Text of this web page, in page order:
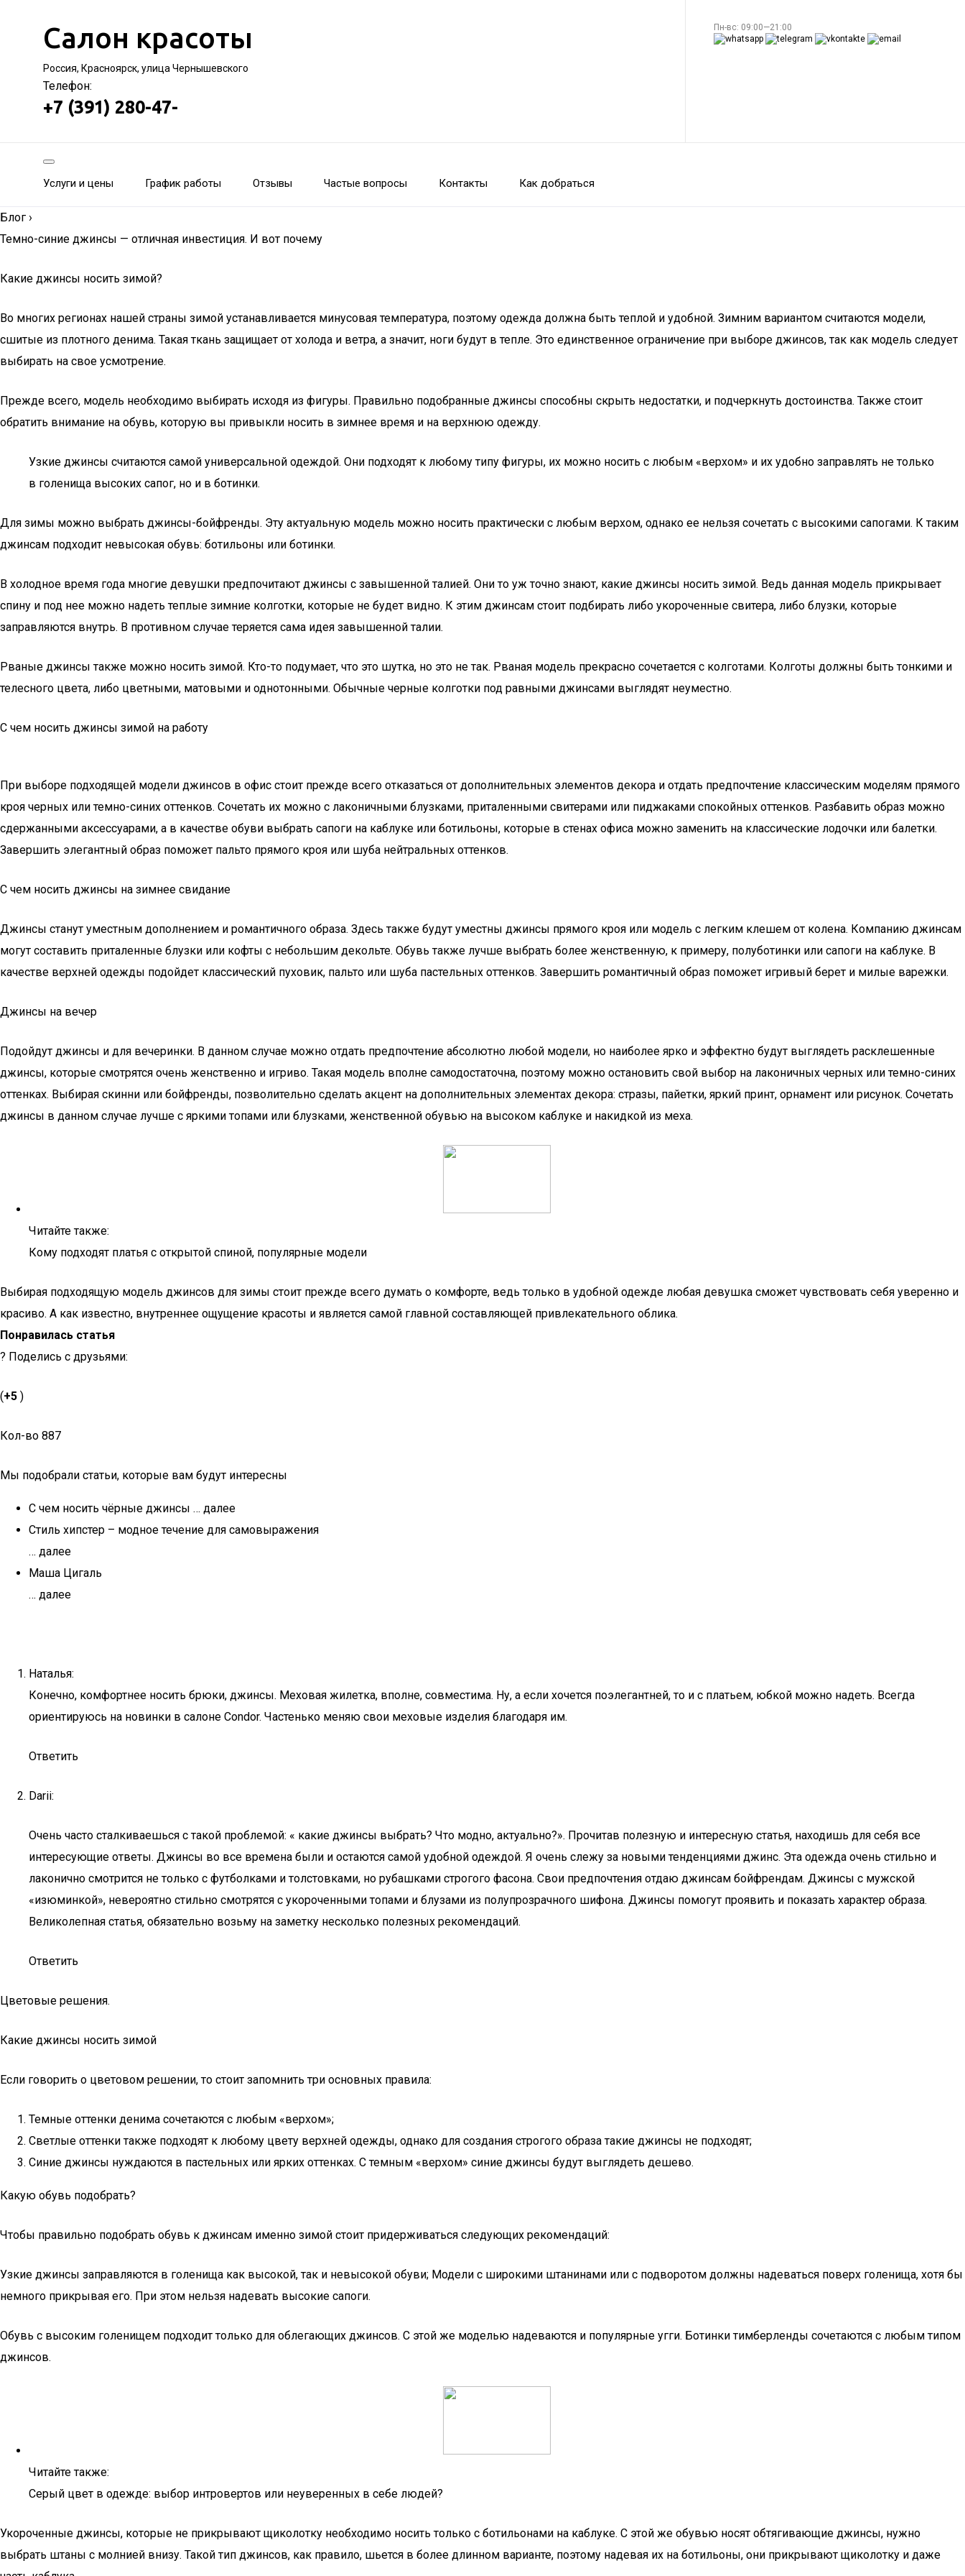
Салон красоты
Россия, Красноярск, улица Чернышевского
Телефон:
+7 (391) 280-47-
Пн-вс: 09:00—21:00
Услуги и цены График работы Отзывы Частые вопросы Контакты Как добраться
Блог ›
Темно-синие джинсы — отличная инвестиция. И вот почему
Какие джинсы носить зимой?
Во многих регионах нашей страны зимой устанавливается минусовая температура, поэтому одежда должна быть теплой и удобной. Зимним вариантом считаются модели,
сшитые из плотного денима. Такая ткань защищает от холода и ветра, а значит, ноги будут в тепле. Это единственное ограничение при выборе джинсов, так как модель следует
выбирать на свое усмотрение.
Прежде всего, модель необходимо выбирать исходя из фигуры. Правильно подобранные джинсы способны скрыть недостатки, и подчеркнуть достоинства. Также стоит
обратить внимание на обувь, которую вы привыкли носить в зимнее время и на верхнюю одежду.
Узкие джинсы считаются самой универсальной одеждой. Они подходят к любому типу фигуры, их можно носить с любым «верхом» и их удобно заправлять не только
в голенища высоких сапог, но и в ботинки.
Для зимы можно выбрать джинсы-бойфренды. Эту актуальную модель можно носить практически с любым верхом, однако ее нельзя сочетать с высокими сапогами. К таким
джинсам подходит невысокая обувь: ботильоны или ботинки.
В холодное время года многие девушки предпочитают джинсы с завышенной талией. Они то уж точно знают, какие джинсы носить зимой. Ведь данная модель прикрывает
спину и под нее можно надеть теплые зимние колготки, которые не будет видно. К этим джинсам стоит подбирать либо укороченные свитера, либо блузки, которые
заправляются внутрь. В противном случае теряется сама идея завышенной талии.
Рваные джинсы также можно носить зимой. Кто-то подумает, что это шутка, но это не так. Рваная модель прекрасно сочетается с колготами. Колготы должны быть тонкими и
телесного цвета, либо цветными, матовыми и однотонными. Обычные черные колготки под равными джинсами выглядят неуместно.
С чем носить джинсы зимой на работу
При выборе подходящей модели джинсов в офис стоит прежде всего отказаться от дополнительных элементов декора и отдать предпочтение классическим моделям прямого
кроя черных или темно-синих оттенков. Сочетать их можно с лаконичными блузками, приталенными свитерами или пиджаками спокойных оттенков. Разбавить образ можно
сдержанными аксессуарами, а в качестве обуви выбрать сапоги на каблуке или ботильоны, которые в стенах офиса можно заменить на классические лодочки или балетки.
Завершить элегантный образ поможет пальто прямого кроя или шуба нейтральных оттенков.
С чем носить джинсы на зимнее свидание
Джинсы станут уместным дополнением и романтичного образа. Здесь также будут уместны джинсы прямого кроя или модель с легким клешем от колена. Компанию джинсам
могут составить приталенные блузки или кофты с небольшим декольте. Обувь также лучше выбрать более женственную, к примеру, полуботинки или сапоги на каблуке. В
качестве верхней одежды подойдет классический пуховик, пальто или шуба пастельных оттенков. Завершить романтичный образ поможет игривый берет и милые варежки.
Джинсы на вечер
Подойдут джинсы и для вечеринки. В данном случае можно отдать предпочтение абсолютно любой модели, но наиболее ярко и эффектно будут выглядеть расклешенные
джинсы, которые смотрятся очень женственно и игриво. Такая модель вполне самодостаточна, поэтому можно остановить свой выбор на лаконичных черных или темно-синих
оттенках. Выбирая скинни или бойфренды, позволительно сделать акцент на дополнительных элементах декора: стразы, пайетки, яркий принт, орнамент или рисунок. Сочетать
джинсы в данном случае лучше с яркими топами или блузками, женственной обувью на высоком каблуке и накидкой из меха.
Читайте также:
Кому подходят платья с открытой спиной, популярные модели
Выбирая подходящую модель джинсов для зимы стоит прежде всего думать о комфорте, ведь только в удобной одежде любая девушка сможет чувствовать себя уверенно и
красиво. А как известно, внутреннее ощущение красоты и является самой главной составляющей привлекательного облика.
Понравилась статья
? Поделись с друзьями:
(+5 )
Кол-во 887
Мы подобрали статьи, которые вам будут интересны
С чем носить чёрные джинсы … далее
Стиль хипстер – модное течение для самовыражения
… далее
Маша Цигаль
… далее
Наталья:
Конечно, комфортнее носить брюки, джинсы. Меховая жилетка, вполне, совместима. Ну, а если хочется поэлегантней, то и с платьем, юбкой можно надеть. Всегда
ориентируюсь на новинки в салоне Condor. Частенько меняю свои меховые изделия благодаря им.
Ответить
Darii:
Очень часто сталкиваешься с такой проблемой: « какие джинсы выбрать? Что модно, актуально?». Прочитав полезную и интересную статья, находишь для себя все
интересующие ответы. Джинсы во все времена были и остаются самой удобной одеждой. Я очень слежу за новыми тенденциями джинс. Эта одежда очень стильно и
лаконично смотрится не только с футболками и толстовками, но рубашками строгого фасона. Свои предпочтения отдаю джинсам бойфрендам. Джинсы с мужской
«изюминкой», невероятно стильно смотрятся с укороченными топами и блузами из полупрозрачного шифона. Джинсы помогут проявить и показать характер образа.
Великолепная статья, обязательно возьму на заметку несколько полезных рекомендаций.
Ответить
Цветовые решения.
Какие джинсы носить зимой
Если говорить о цветовом решении, то стоит запомнить три основных правила:
Темные оттенки денима сочетаются с любым «верхом»;
Светлые оттенки также подходят к любому цвету верхней одежды, однако для создания строгого образа такие джинсы не подходят;
Синие джинсы нуждаются в пастельных или ярких оттенках. С темным «верхом» синие джинсы будут выглядеть дешево.
Какую обувь подобрать?
Чтобы правильно подобрать обувь к джинсам именно зимой стоит придерживаться следующих рекомендаций:
Узкие джинсы заправляются в голенища как высокой, так и невысокой обуви; Модели с широкими штанинами или с подворотом должны надеваться поверх голенища, хотя бы
немного прикрывая его. При этом нельзя надевать высокие сапоги.
Обувь с высоким голенищем подходит только для облегающих джинсов. С этой же моделью надеваются и популярные угги. Ботинки тимберленды сочетаются с любым типом
джинсов.
Читайте также:
Серый цвет в одежде: выбор интровертов или неуверенных в себе людей?
Укороченные джинсы, которые не прикрывают щиколотку необходимо носить только с ботильонами на каблуке. С этой же обувью носят обтягивающие джинсы, нужно
выбрать штаны с молнией внизу. Такой тип джинсов, как правило, шьется в более длинном варианте, поэтому надевая их на ботильоны, они прикрывают щиколотку и даже